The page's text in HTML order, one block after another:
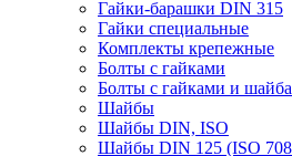
Гайки-барашки DIN 315
Гайки специальные
Комплекты крепежные
Болты с гайками
Болты с гайками и
Шайбы
Шайбы DIN, ISO
Шайбы DIN 125 (ISO